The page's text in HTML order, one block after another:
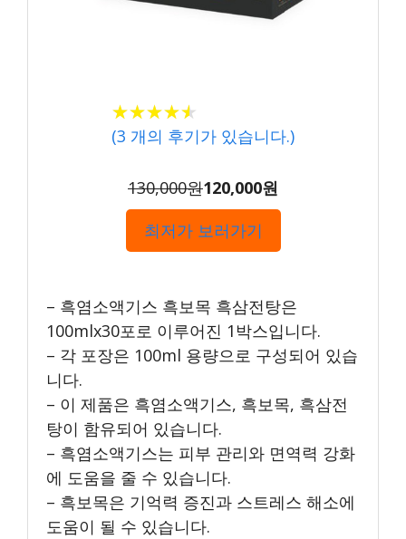
★★★★★
★★★★★
(3 개의 후기가 있습니다.)
130,000원120,000원
최저가 보러가기
– 흑염소액기스 흑보목 흑삼전탕은
100mlx30포로 이루어진 1박스입니다.
– 각 포장은 100ml 용량으로 구성되어 있습
니다.
– 이 제품은 흑염소액기스, 흑보목, 흑삼전
탕이 함유되어 있습니다.
– 흑염소액기스는 피부 관리와 면역력 강화
에 도움을 줄 수 있습니다.
– 흑보목은 기억력 증진과 스트레스 해소에
도움이 될 수 있습니다.